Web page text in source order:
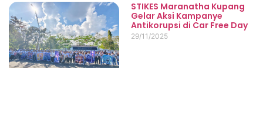
STIKES Maranatha Kupang
Gelar Aksi Kampanye
Antikorupsi di Car Free Day
29/11/2025